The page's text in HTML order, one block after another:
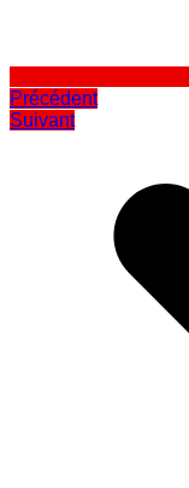
Précédent
Suivant